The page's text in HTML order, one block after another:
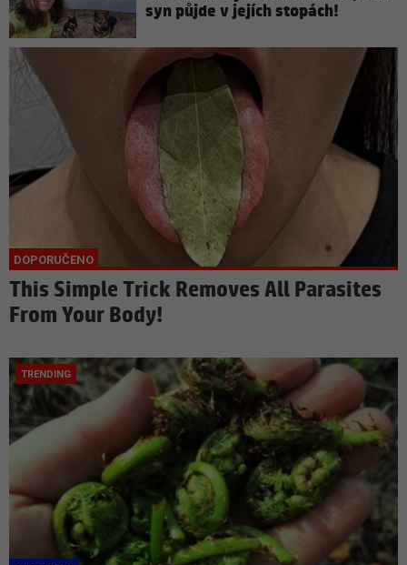
syn půjde v jejích stopách!
This Simple Trick Removes All Parasites
From Your Body!